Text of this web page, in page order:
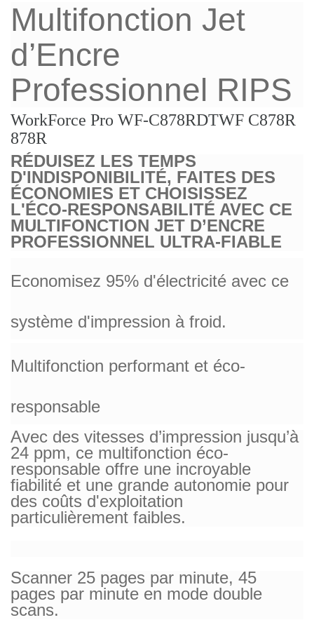
Multifonction Jet
d’Encre
Professionnel RIPS
WorkForce Pro WF-C878RDTWF C878R
878R
RÉDUISEZ LES TEMPS
D'INDISPONIBILITÉ, FAITES DES
ÉCONOMIES ET CHOISISSEZ
L'ÉCO-RESPONSABILITÉ AVEC CE
MULTIFONCTION JET D’ENCRE
PROFESSIONNEL ULTRA-FIABLE
Economisez 95% d'électricité avec ce
système d'impression à froid.
Multifonction performant et éco-
responsable
Avec des vitesses d’impression jusqu’à
24 ppm, ce multifonction éco-
responsable offre une incroyable
fiabilité et une grande autonomie pour
des coûts d'exploitation
particulièrement faibles.
Scanner 25 pages par minute, 45
pages par minute en mode double
scans.